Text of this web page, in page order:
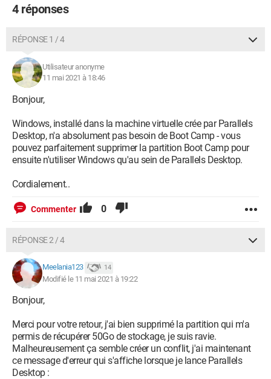
4 réponses
RÉPONSE 1 / 4
Utilisateur anonyme
11 mai 2021 à 18:46
Bonjour,
Windows, installé dans la machine virtuelle crée par Parallels
Desktop, n'a absolument pas besoin de Boot Camp - vous
pouvez parfaitement supprimer la partition Boot Camp pour
ensuite n'utiliser Windows qu'au sein de Parallels Desktop.
Cordialement..
Commenter 0
RÉPONSE 2 / 4
Meelania123 14
Modifié le 11 mai 2021 à 19:22
Bonjour,
Merci pour votre retour, j'ai bien supprimé la partition qui m'a
permis de récupérer 50Go de stockage, je suis ravie.
Malheureusement ça semble créer un conflit, j'ai maintenant
ce message d'erreur qui s'affiche lorsque je lance Parallels
Desktop :